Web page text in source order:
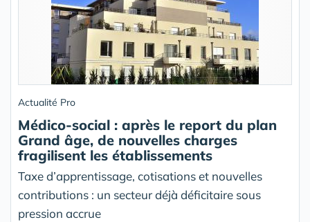
Actualité Pro
Médico-social : après le report du plan
Grand âge, de nouvelles charges
fragilisent les établissements
Taxe d’apprentissage, cotisations et nouvelles
contributions : un secteur déjà déficitaire sous
pression accrue